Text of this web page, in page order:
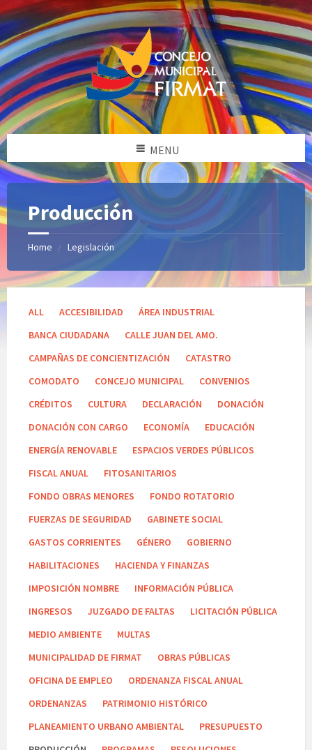
MENU
Producción
Home Legislación
Categories:
ALL ACCESIBILIDAD
ÁREA INDUSTRIAL
BANCA CIUDADANA
CALLE JUAN DEL AMO.
CAMPAÑAS DE CONCIENTIZACIÓN
CATASTRO
COMODATO
CONCEJO MUNICIPAL
CONVENIOS
CRÉDITOS
CULTURA DECLARACIÓN
DONACIÓN
DONACIÓN CON CARGO
ECONOMÍA
EDUCACIÓN
ENERGÍA RENOVABLE
ESPACIOS VERDES PÚBLICOS
FISCAL ANUAL
FITOSANITARIOS
FONDO OBRAS MENORES
FONDO ROTATORIO
FUERZAS DE SEGURIDAD
GABINETE SOCIAL
GASTOS CORRIENTES
GÉNERO
GOBIERNO
HABILITACIONES
HACIENDA Y FINANZAS
IMPOSICIÓN NOMBRE
INFORMACIÓN PÚBLICA
INGRESOS
JUZGADO DE FALTAS
LICITACIÓN PÚBLICA
MEDIO AMBIENTE
MULTAS
MUNICIPALIDAD DE FIRMAT
OBRAS PÚBLICAS
OFICINA DE EMPLEO
ORDENANZA FISCAL ANUAL
ORDENANZAS
PATRIMONIO HISTÓRICO
PLANEAMIENTO URBANO AMBIENTAL
PRESUPUESTO